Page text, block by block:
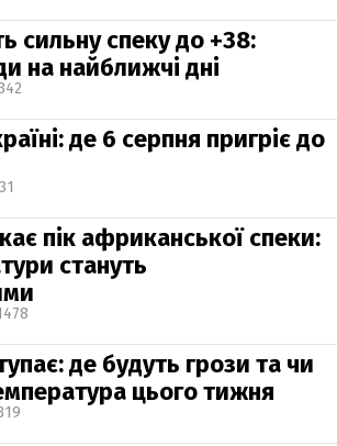
сильну спеку до +38:
на найближчі дні
де 6 серпня пригріє до
пік африканської спеки:
стануть
де будуть грози та чи
цього тижня